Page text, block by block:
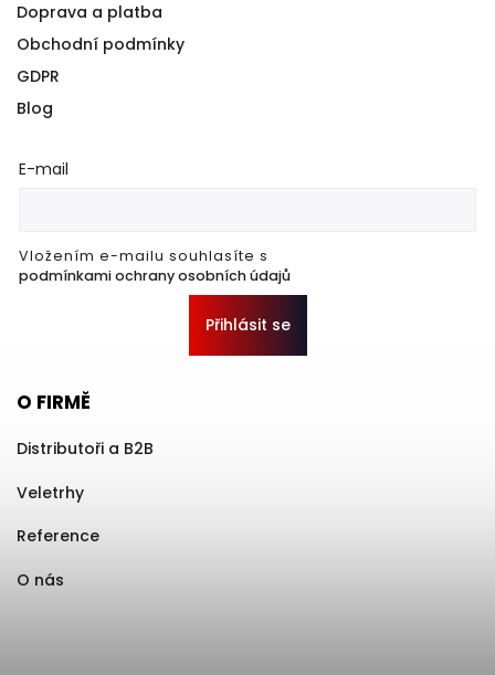
Doprava a platba
Obchodní podmínky
GDPR
Blog
E-mail
Vložením e-mailu souhlasíte s
podmínkami ochrany osobních údajů
Přihlásit se
O FIRMĚ
Distributoři a B2B
Veletrhy
Reference
O nás